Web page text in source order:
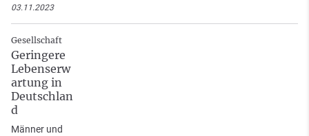
03.11.2023
Gesellschaft
Geringere
Lebenserw
artung in
Deutschlan
d
Männer und